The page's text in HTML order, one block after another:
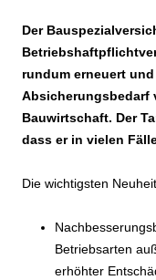
Der
rundum erneuert
Absicherungsbedarf
Bauwirtschaft. Der
dass er in vielen
Die wichtigsten
Betriebsarten
erhöhter